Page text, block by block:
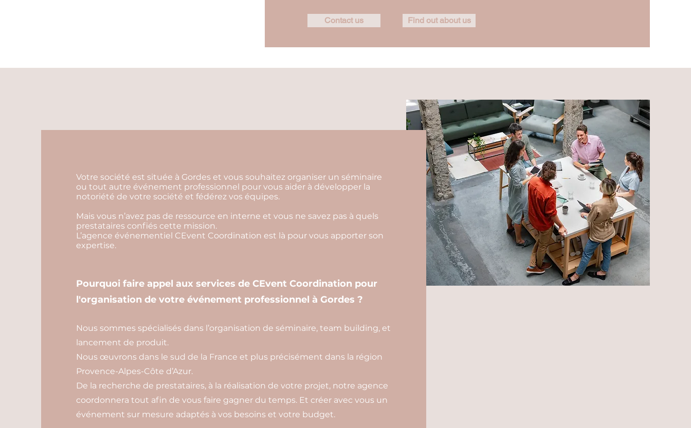
Contact us Find out about us
Votre société est située à Gordes et vous souhaitez organiser un séminaire
ou tout autre événement professionnel pour vous aider à développer la
notoriété de votre société et fédérez vos équipes.
Mais vous n’avez pas de ressource en interne et vous ne savez pas à quels
prestataires confiés cette mission.
L’agence événementiel CEvent Coordination est là pour vous apporter son
expertise.
Pourquoi faire appel aux services de CEvent Coordination pour
l'organisation de votre événement professionnel à Gordes ?
Nous sommes spécialisés dans l’organisation de séminaire, team building, et
lancement de produit.
Nous œuvrons dans le sud de la France et plus précisément dans la région
Provence-Alpes-Côte d’Azur.
De la recherche de prestataires, à la réalisation de votre projet, notre agence
coordonnera tout afin de vous faire gagner du temps. Et créer avec vous un
événement sur mesure adaptés à vos besoins et votre budget.